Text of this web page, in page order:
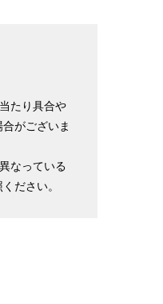
たり具合や
がございま
なっている
ださい。